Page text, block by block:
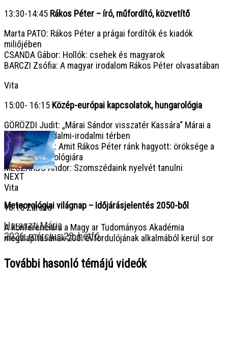
13:30-14:45 Rákos Péter – író, műfordító, közvetítő
Marta PATO: Rákos Péter a prágai fordítók és kiadók
miliőjében
CSANDA Gábor: Hollók: csehek és magyarok
BARCZI Zsófia: A magyar irodalom Rákos Péter olvasatában
Vita
15:00- 16:15 Közép-európai kapcsolatok, hungarológia
GÖRÖZDI Judit: „Márai Sándor visszatér Kassára“ Márai a
szlovák társadalmi-irodalmi térben
JIŔÍ JANUŠKA: Amit Rákos Péter ránk hagyott: öröksége a
prágai hungarológiára
MÉSZÁROS Andor: Szomszédaink nyelvét tanulni
Vita
16:15 Zárszó
A konferenciára a Magy ar Tudományos Akadémia
megalapításának 200. évfordulójának alkalmából kerül sor
NEXT
Meteorológiai világnap – Időjárásjelentés 2050-ből
Haraszti Mária
2026. március 23. hétfő
További hasonló témájú videók